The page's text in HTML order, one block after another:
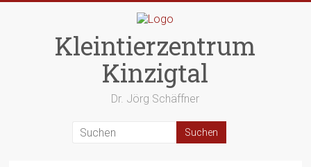
Kleintierzentrum
Kinzigtal
Dr. Jörg Schäffner